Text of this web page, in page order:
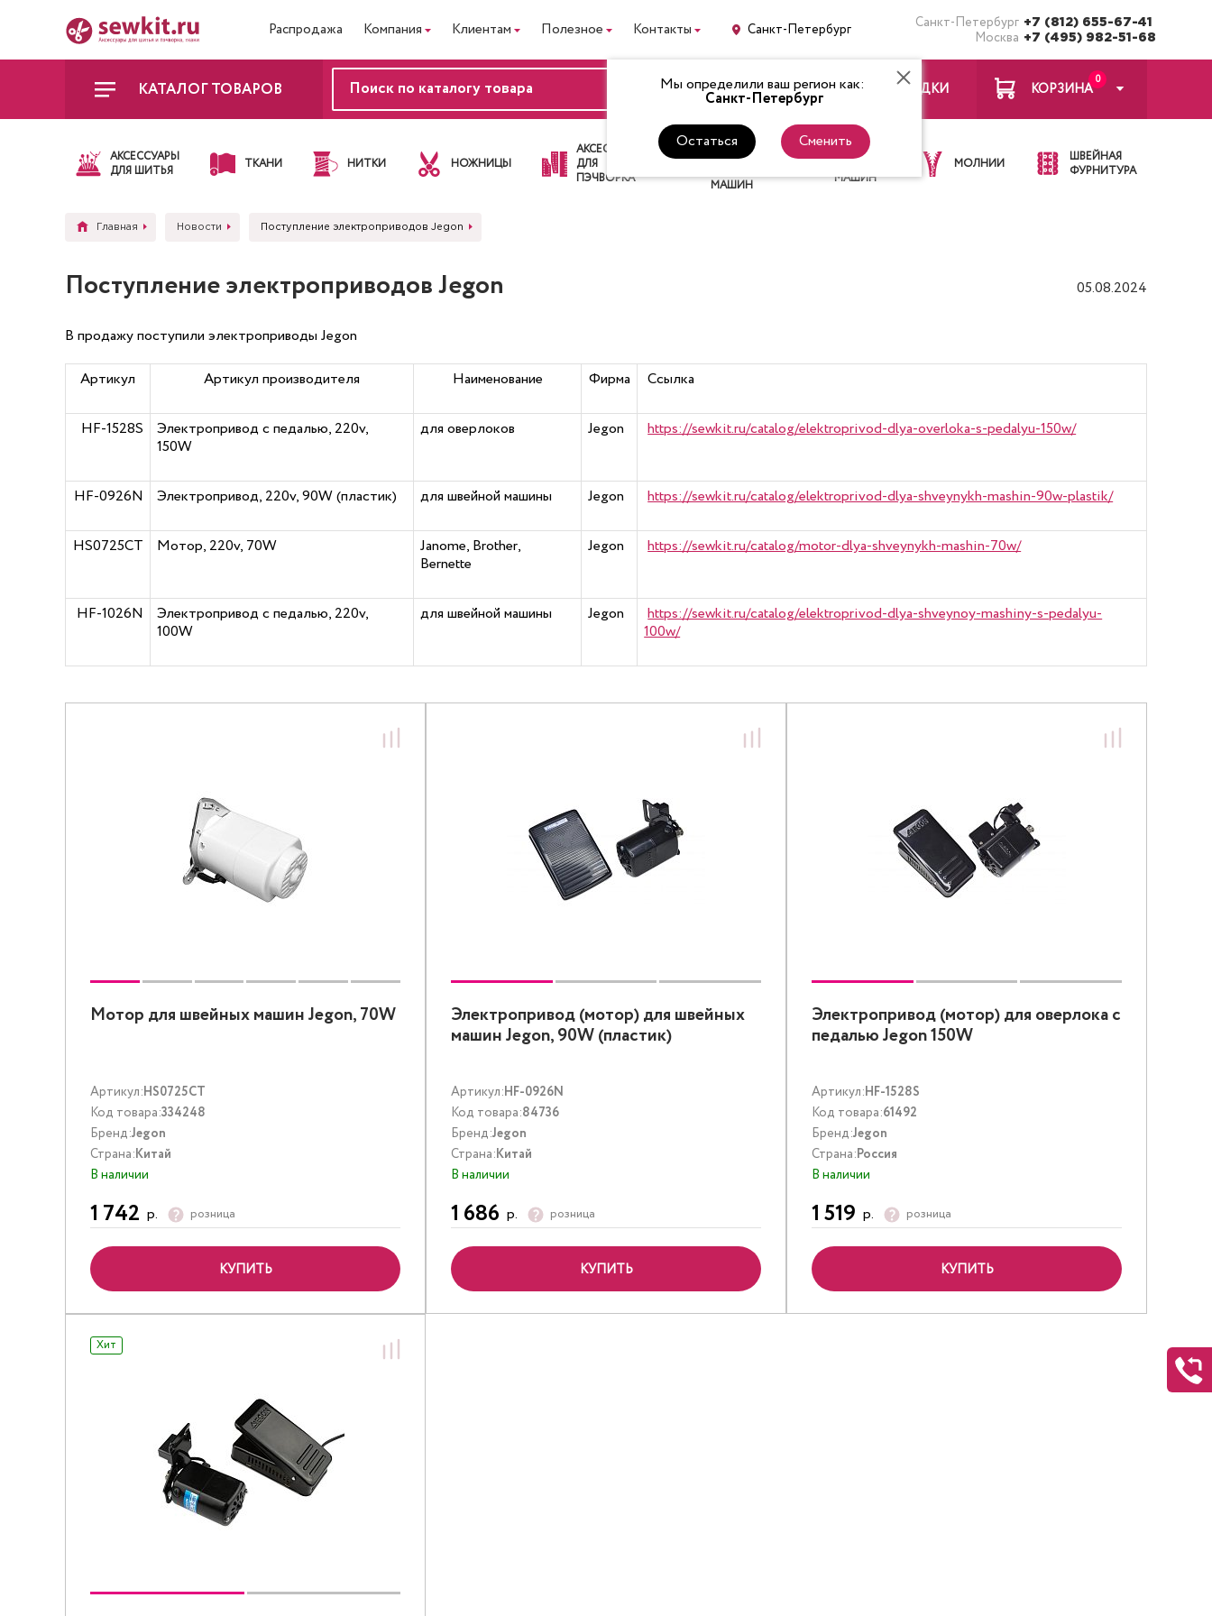
Распродажа Компания Клиентам Полезное Контакты Санкт-Петербург Санкт-Петербург +7 (812) 655-67-41
Москва +7 (495) 982-51-68
Мы определили ваш регион как:
Санкт-Петербург
Остаться Сменить
КАТАЛОГ ТОВАРОВ ВХОД ЗАКЛАДКИ
0
КОРЗИНА
АКСЕССУАРЫ
ДЛЯ ШИТЬЯ
ТКАНИ НИТКИ НОЖНИЦЫ
АКСЕССУАРЫ
ДЛЯ
ПЭЧВОРКА
ЛАПКИ
ДЛЯ
МАШИН
ИГЛЫ ДЛЯ
ШВЕЙНЫХ
МАШИН
МОЛНИИ
ШВЕЙНАЯ
ФУРНИТУРА
Главная Новости Поступление электроприводов Jegon
Поступление электроприводов Jegon 05.08.2024
В продажу поступили электроприводы Jegon
Артикул Артикул производителя Наименование Фирма Ссылка
HF-1528S
Электропривод с педалью, 220v,
150W
для оверлоков Jegon https://sewkit.ru/catalog/elektroprivod-dlya-overloka-s-pedalyu-150w/
HF-0926N Электропривод, 220v, 90W (пластик) для швейной машины Jegon https://sewkit.ru/catalog/elektroprivod-dlya-shveynykh-mashin-90w-plastik/
HS0725CT Мотор, 220v, 70W
Janome, Brother,
Bernette
Jegon https://sewkit.ru/catalog/motor-dlya-shveynykh-mashin-70w/
HF-1026N
Электропривод с педалью, 220v,
100W
для швейной машины Jegon
https://sewkit.ru/catalog/elektroprivod-dlya-shveynoy-mashiny-s-pedalyu-
100w/
Мотор для швейных машин Jegon, 70W
Артикул:HS0725CT
Код товара:334248
Бренд:Jegon
Страна:Китай
В наличии
1 742 р. розница
КУПИТЬ
Электропривод (мотор) для швейных
машин Jegon, 90W (пластик)
Артикул:HF-0926N
Код товара:84736
Бренд:Jegon
Страна:Китай
В наличии
1 686 р. розница
КУПИТЬ
Электропривод (мотор) для оверлока с
педалью Jegon 150W
Артикул:HF-1528S
Код товара:61492
Бренд:Jegon
Страна:Россия
В наличии
1 519 р. розница
КУПИТЬ
Хит